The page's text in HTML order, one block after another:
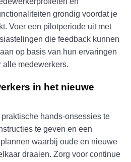
grondig voordat je
Voer een pilotperiode uit met
die feedback kunnen
op basis van hun ervaringen
alle medewerkers.
in het nieuwe
hands-onsessies te
te geven en een
waarbij oude en nieuwe
draaien. Zorg voor continue